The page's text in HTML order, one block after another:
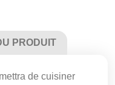
PRODUIT
de cuisiner